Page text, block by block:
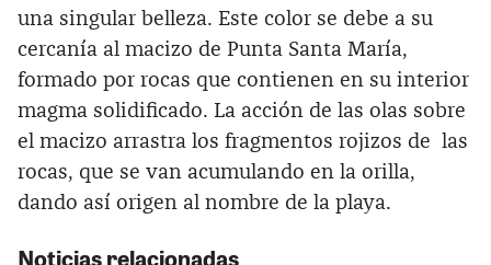
una singular belleza. Este color se debe a su
cercanía al macizo de Punta Santa María,
formado por rocas que contienen en su interior
magma solidificado. La acción de las olas sobre
el macizo arrastra los fragmentos rojizos de las
rocas, que se van acumulando en la orilla,
dando así origen al nombre de la playa.
Noticias relacionadas